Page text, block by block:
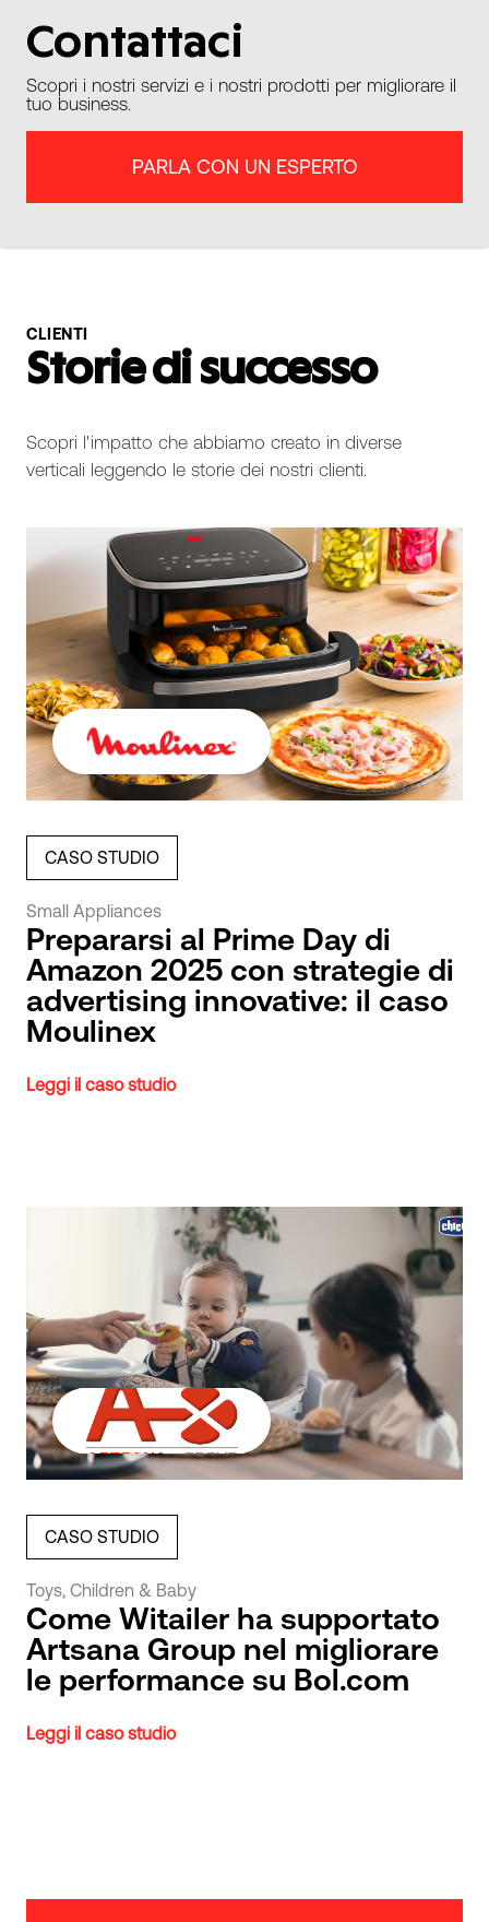
Contattaci
Scopri i nostri servizi e i nostri prodotti per migliorare il
tuo business.
PARLA CON UN ESPERTO
CLIENTI
Storie di successo
Scopri l'impatto che abbiamo creato in diverse
verticali leggendo le storie dei nostri clienti.
CASO STUDIO
Small Appliances
Prepararsi al Prime Day di
Amazon 2025 con strategie di
advertising innovative: il caso
Moulinex
Leggi il caso studio
CASO STUDIO
Toys, Children & Baby
Come Witailer ha supportato
Artsana Group nel migliorare
le performance su Bol.com
Leggi il caso studio